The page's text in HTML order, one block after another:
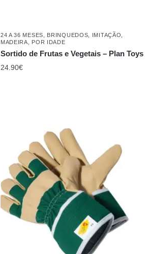
24 A 36 MESES BRINQUEDOS IMITAÇÃO
MADEIRA
POR IDADE
Sortido de Frutas e Vegetais – Plan Toys
24.90€